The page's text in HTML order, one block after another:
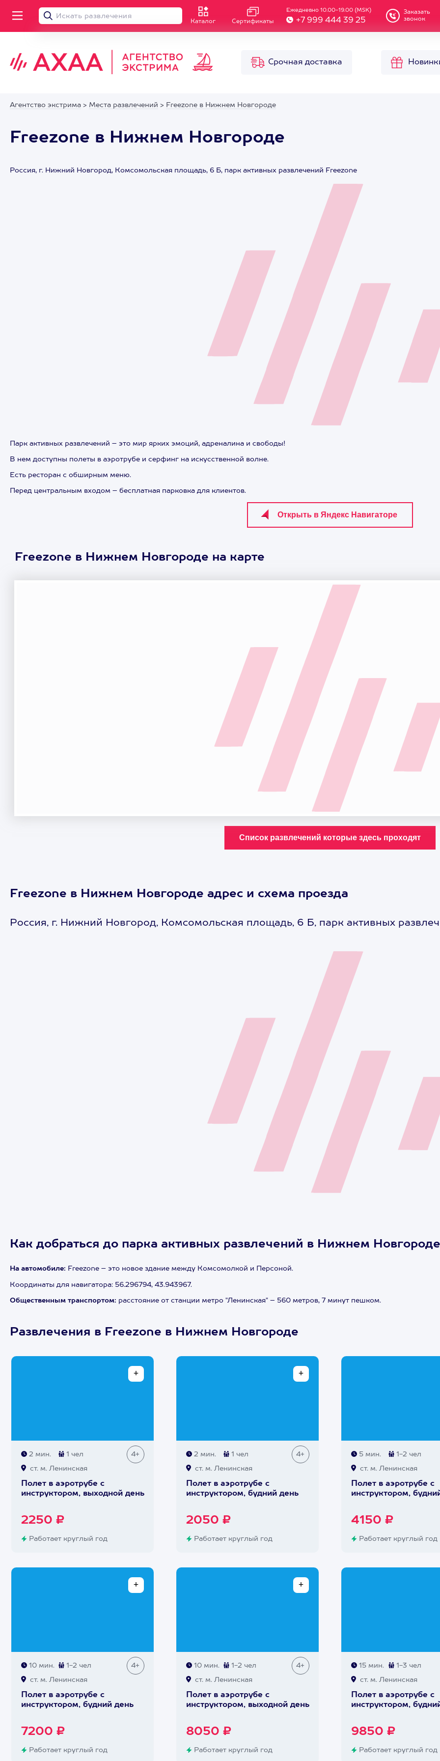
Каталог Сертификаты
Ежедневно 10.00-19.00 (MSK)
+7 999 444 39 25
Заказать
звонок
Срочная доставка
Агентство экстрима > Места развлечений > Freezone в Нижнем Новгороде
Freezone в Нижнем Новгороде
Россия, г. Нижний Новгород, Комсомольская площадь, 6 Б, парк активных развлечений Freezone
Парк активных развлечений – это мир ярких эмоций, адреналина и свободы!
В нем доступны полеты в аэротрубе и серфинг на искусственной волне.
Есть ресторан с обширным меню.
Перед центральным входом – бесплатная парковка для клиентов.
Freezone в Нижнем Новгороде на карте
Freezone в Нижнем Новгороде адрес и схема проезда
Россия, г. Нижний Новгород, Комсомольская площадь, 6 Б, парк активных
Как добраться до парка активных развлечений в Нижнем Новгороде
На автомобиле: Freezone – это новое здание между Комсомолкой и Персоной.
Координаты для навигатора: 56.296794, 43.943967.
Общественным транспортом: расстояние от станции метро "Ленинская" – 560 метров, 7 минут пешком.
Развлечения в Freezone в Нижнем Новгороде
2 мин. 1 чел 4+
ст. м. Ленинская
Полет в аэротрубе с
инструктором, выходной день
2250 ₽
Работает круглый год
2 мин. 1 чел 4+
ст. м. Ленинская
Полет в аэротрубе с
инструктором, будний день
2050 ₽
Работает круглый год
5 мин. 1-2 чел
ст. м. Ленинская
Полет в аэротрубе с
инструктором,
4150 ₽
Работает круглый год
10 мин. 1-2 чел 4+
ст. м. Ленинская
Полет в аэротрубе с
инструктором, будний день
7200 ₽
Работает круглый год
10 мин. 1-2 чел 4+
ст. м. Ленинская
Полет в аэротрубе с
инструктором, выходной день
8050 ₽
Работает круглый год
15 мин. 1-3 чел
ст. м. Ленинская
Полет в аэротрубе с
инструктором,
9850 ₽
Работает круглый год